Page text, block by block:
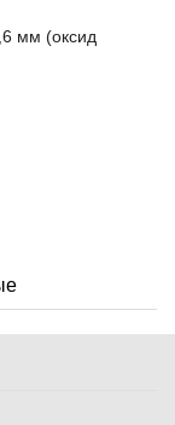
мм (оксид